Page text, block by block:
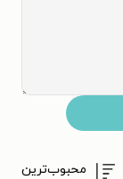
محبوب‌ترین